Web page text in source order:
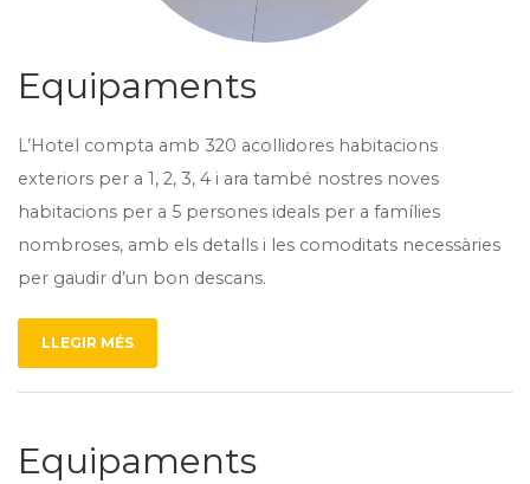
Equipaments
L’Hotel compta amb 320 acollidores habitacions
exteriors per a 1, 2, 3, 4 i ara també nostres noves
habitacions per a 5 persones ideals per a famílies
nombroses, amb els detalls i les comoditats necessàries
per gaudir d’un bon descans.
LLEGIR MÉS
Equipaments